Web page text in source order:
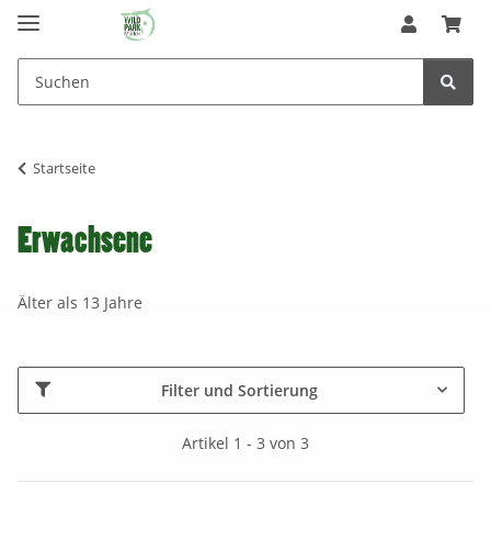
Startseite
Erwachsene
Älter als 13 Jahre
Filter und Sortierung
Artikel 1 - 3 von 3